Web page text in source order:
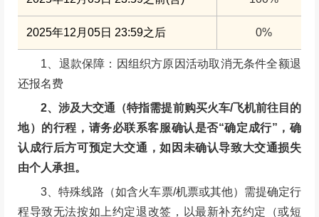
领队 俱乐部专业领队全程陪同协助
组织 俱乐部组织成本及各种杂费
赠送
保险
高额度专业户外旅行意外险+俱乐部责任险+旅
行社责任险
LU趣户外将免费提供一次性雨衣/一次性餐布
使用